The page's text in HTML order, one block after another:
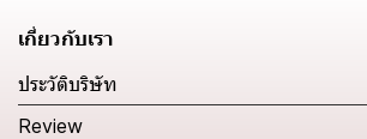
เกี่ยวกับเรา
ประวัติบริษัท
Review